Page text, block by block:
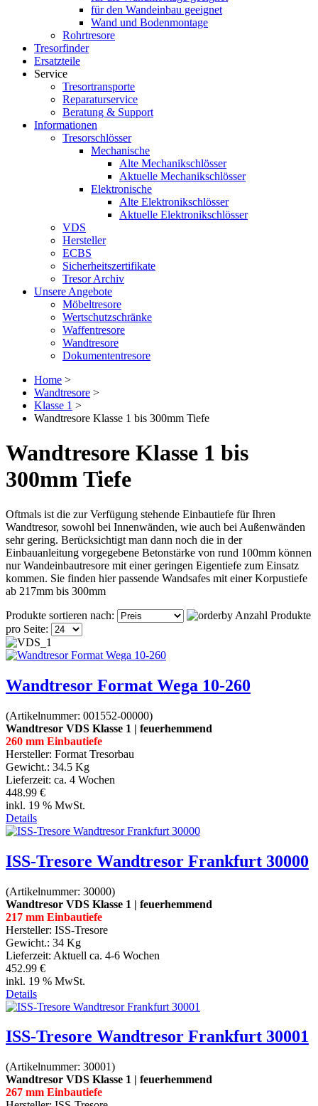
für den Wandeinbau geeignet
Wand und Bodenmontage
Rohrtresore
Tresorfinder
Ersatzteile
Service
Tresortransporte
Reparaturservice
Beratung & Support
Informationen
Tresorschlösser
Mechanische
Alte Mechanikschlösser
Aktuelle Mechanikschlösser
Elektronische
Alte Elektronikschlösser
Aktuelle Elektronikschlösser
VDS
Hersteller
ECBS
Sicherheitszertifikate
Tresor Archiv
Unsere Angebote
Möbeltresore
Wertschutzschränke
Waffentresore
Wandtresore
Dokumententresore
Home >
Wandtresore >
Klasse 1 >
Wandtresore Klasse 1 bis 300mm Tiefe
Wandtresore Klasse 1 bis
300mm Tiefe
Oftmals ist die zur Verfügung stehende Einbautiefe für Ihren
Wandtresor, sowohl bei Innenwänden, wie auch bei Außenwänden
sehr gering. Berücksichtigt man dann noch die in der
Einbauanleitung vorgegebene Betonstärke von rund 100mm können
nur Wandeinbautresore mit einer geringen Eigentiefe zum Einsatz
kommen. Sie finden hier passende Wandsafes mit einer Korpustiefe
ab 217mm bis 300mm
Produkte sortieren nach:
Anzahl Produkte
pro Seite:
Wandtresor Format Wega 10-260
(Artikelnummer: 001552-00000)
Wandtresor VDS Klasse 1 | feuerhemmend
260 mm Einbautiefe
Hersteller: Format Tresorbau
Gewicht.: 34.5 Kg
Lieferzeit: ca. 4 Wochen
448.99 €
inkl. 19 % MwSt.
Details
ISS-Tresore Wandtresor Frankfurt 30000
(Artikelnummer: 30000)
Wandtresor VDS Klasse 1 | feuerhemmend
217 mm Einbautiefe
Hersteller: ISS-Tresore
Gewicht.: 34 Kg
Lieferzeit: Aktuell ca. 4-6 Wochen
452.99 €
inkl. 19 % MwSt.
Details
ISS-Tresore Wandtresor Frankfurt 30001
(Artikelnummer: 30001)
Wandtresor VDS Klasse 1 | feuerhemmend
267 mm Einbautiefe